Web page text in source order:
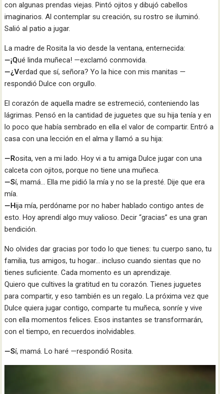
con algunas prendas viejas. Pintó ojitos y dibujó cabellos
imaginarios. Al contemplar su creación, su rostro se iluminó.
Salió al patio a jugar.
La madre de Rosita la vio desde la ventana, enternecida:
—¡Qué linda muñeca! —exclamó conmovida.
—¿Verdad que sí, señora? Yo la hice con mis manitas —
respondió Dulce con orgullo.
El corazón de aquella madre se estremeció, conteniendo las
lágrimas. Pensó en la cantidad de juguetes que su hija tenía y en
lo poco que había sembrado en ella el valor de compartir. Entró a
casa con una lección en el alma y llamó a su hija:
—Rosita, ven a mi lado. Hoy vi a tu amiga Dulce jugar con una
calceta con ojitos, porque no tiene una muñeca.
—Sí, mamá… Ella me pidió la mía y no se la presté. Dije que era
mía.
—Hija mía, perdóname por no haber hablado contigo antes de
esto. Hoy aprendí algo muy valioso. Decir “gracias” es una gran
bendición.
No olvides dar gracias por todo lo que tienes: tu cuerpo sano, tu
familia, tus amigos, tu hogar… incluso cuando sientas que no
tienes suficiente. Cada momento es un aprendizaje.
Quiero que cultives la gratitud en tu corazón. Tienes juguetes
para compartir, y eso también es un regalo. La próxima vez que
Dulce quiera jugar contigo, comparte tu muñeca, sonríe y vive
con ella momentos felices. Esos instantes se transformarán,
con el tiempo, en recuerdos inolvidables.
—Sí, mamá. Lo haré —respondió Rosita.